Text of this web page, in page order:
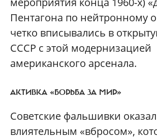
Пентагона по нейтронному
четко вписывались в
СССР с этой модернизацией
американского арсенала.
АКТИВКА «БОРЬБА ЗА МИР»
Советские фальшивки
влиятельным «вбросом»,